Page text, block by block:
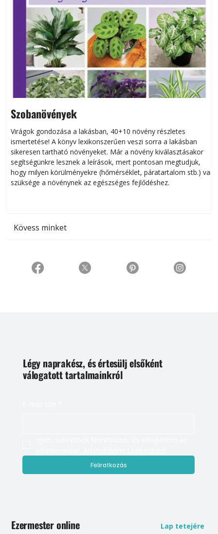
Szobanövények
Virágok gondozása a lakásban, 40+10 növény részletes
ismertetése! A könyv lexikonszerűen veszi sorra a lakásban
sikeresen tart­ha­tó növényeket. Már a növény kiválasztásakor
segítségünkre lesznek a leírások, mert pontosan megtudjuk,
hogy milyen körülményekre (hőmérséklet, páratartalom stb.) van
szüksége a növénynek az egészséges fejlődéshez.
Kövess minket
Légy naprakész, és értesülj elsőként
válogatott tartalmainkról
Feliratkozás
Ezermester online Lap tetejére